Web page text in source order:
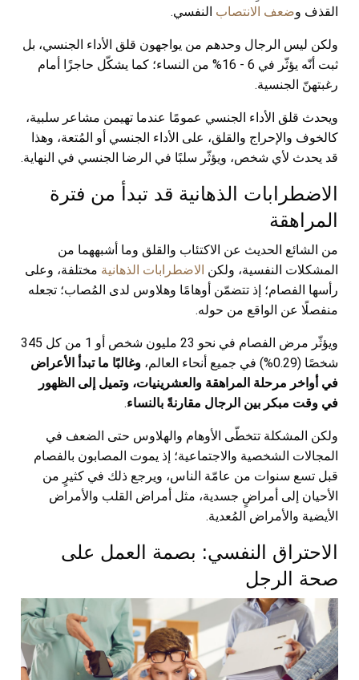
القذف وضعف الانتصاب النفسي.
ولكن ليس الرجال وحدهم من يواجهون قلق الأداء الجنسي، بل
ثبت أنّه يؤثّر في 6 - 16% من النساء؛ كما يشكّل حاجزًا أمام
رغبتهنّ الجنسية.
ويحدث قلق الأداء الجنسي عمومًا عندما تهيمن مشاعر سلبية،
كالخوف والإحراج والقلق، على الأداء الجنسي أو المُتعة، وهذا
قد يحدث لأي شخص، ويؤثّر سلبًا في الرضا الجنسي في النهاية.
الاضطرابات الذهانية قد تبدأ من فترة
المراهقة
من الشائع الحديث عن الاكتئاب والقلق وما أشبههما من
المشكلات النفسية، ولكن الاضطرابات الذهانية مختلفة، وعلى
رأسها الفصام؛ إذ تتضمّن أوهامًا وهلاوس لدى المُصاب؛ تجعله
منفصلًا عن الواقع من حوله.
ويؤثّر مرض الفصام في نحو 23 مليون شخص أو 1 من كل 345
شخصًا (0.29%) في جميع أنحاء العالم،
وغالبًا ما تبدأ الأعراض
في أواخر مرحلة المراهقة والعشرينيات، وتميل إلى الظهور
في وقت مبكر بين الرجال مقارنةً بالنساء.
ولكن المشكلة تتخطّى الأوهام والهلاوس حتى الضعف في
المجالات الشخصية والاجتماعية؛ إذ يموت المصابون بالفصام
قبل تسع سنوات من عامّة الناس، ويرجع ذلك في كثيرٍ من
الأحيان إلى أمراضٍ جسدية، مثل أمراض القلب والأمراض
الأيضية والأمراض المُعدية.
الاحتراق النفسي: بصمة العمل على
صحة الرجل